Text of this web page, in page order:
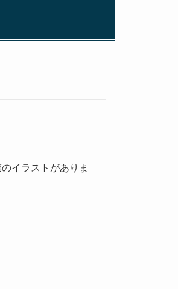
イラストがありま